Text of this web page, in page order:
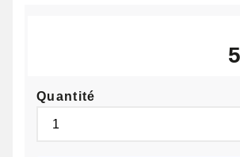
Quantité